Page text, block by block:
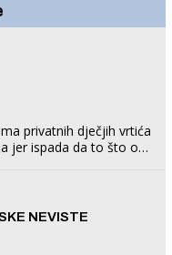
privatnih dječjih vrtića
jer ispada da to što oni
NEVISTE